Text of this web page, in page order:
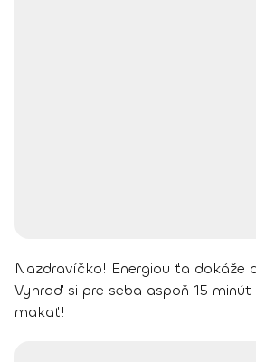
Nazdravíčko! Energiou ťa dokáže
Vyhraď si pre seba aspoň 15
makať!